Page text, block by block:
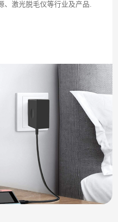
、激光脱毛仪等行业及产品.